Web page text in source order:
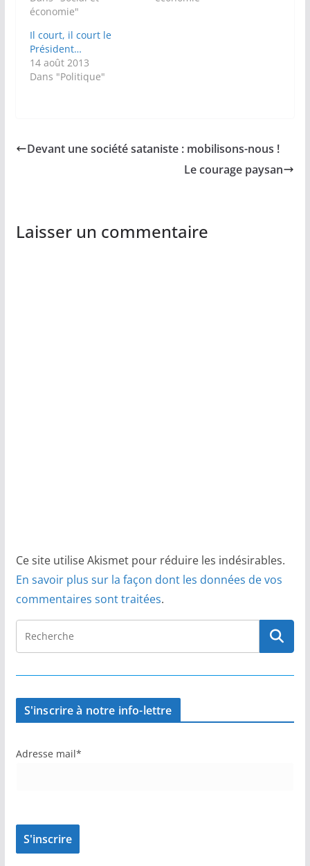
économie"
Il court, il court le
Président…
14 août 2013
Dans "Politique"
Devant une société sataniste : mobilisons-nous !
Le courage paysan
Laisser un commentaire
Ce site utilise Akismet pour réduire les indésirables.
En savoir plus sur la façon dont les données de vos
commentaires sont traitées.
S'inscrire à notre info-lettre
Adresse mail*